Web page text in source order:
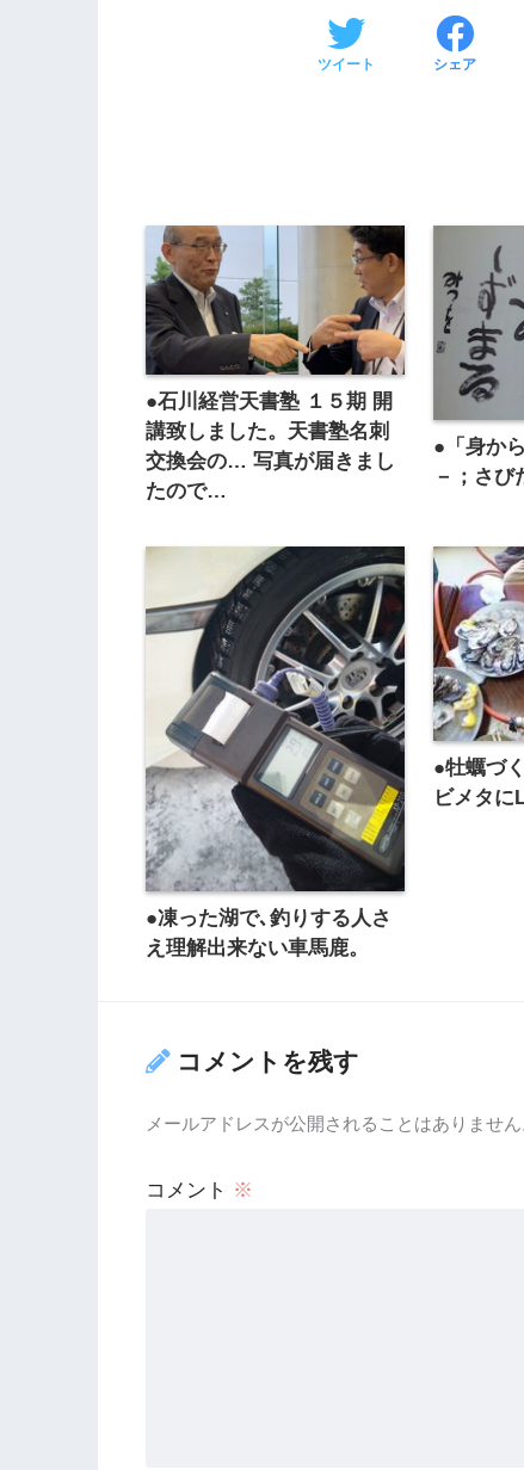
ツイート シェア
●石川経営天書塾 １５期 開
講致しました。天書塾名刺
交換会の… 写真が届きまし
たので…
●「身か
－；さ
●凍った湖で､釣りする人さ
え理解出来ない車馬鹿。
●牡蠣づ
ビメタに
コメントを残す
メールアドレスが公開されることはありません
コメント ※